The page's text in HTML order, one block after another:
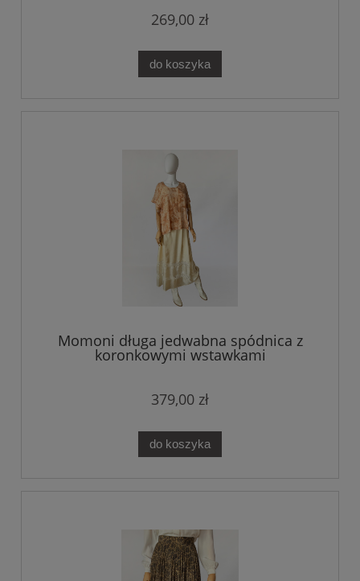
269,00 zł
do koszyka
Momoni długa jedwabna spódnica z
koronkowymi wstawkami
379,00 zł
do koszyka